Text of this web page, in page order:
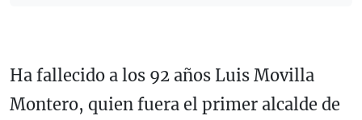
Ha fallecido a los 92 años Luis Movilla
Montero, quien fuera el primer alcalde de